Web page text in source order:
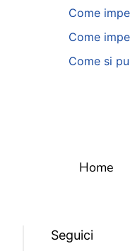
Come
Come
Come si
Home
Seguici